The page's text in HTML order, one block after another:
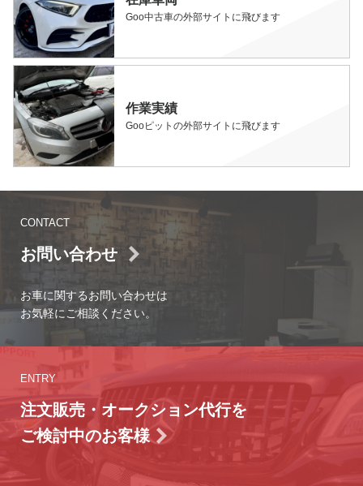
Goo中古車の外部サイトに飛びます
作業実績
Gooピットの外部サイトに飛びます
CONTACT
お問い合わせ
お車に関するお問い合わせは
お気軽にご相談ください。
ENTRY
注文販売・オークション代行を
ご検討中のお客様